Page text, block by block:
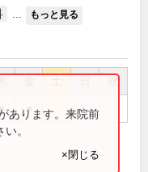
もっと見る
祝
● ●
あります。来院前
。
×閉じる